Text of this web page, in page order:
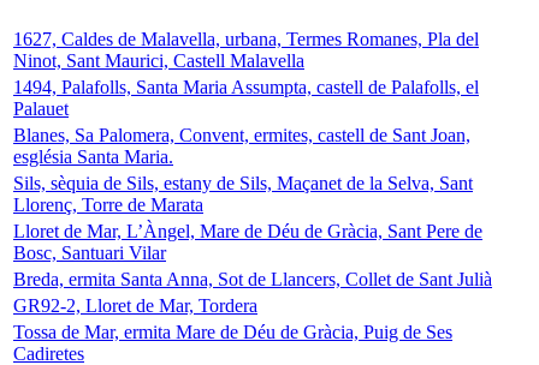
1627, Caldes de Malavella, urbana, Termes Romanes, Pla del
Ninot, Sant Maurici, Castell Malavella
1494, Palafolls, Santa Maria Assumpta, castell de Palafolls, el
Palauet
Blanes, Sa Palomera, Convent, ermites, castell de Sant Joan,
església Santa Maria.
Sils, sèquia de Sils, estany de Sils, Maçanet de la Selva, Sant
Llorenç, Torre de Marata
Lloret de Mar, L’Àngel, Mare de Déu de Gràcia, Sant Pere de
Bosc, Santuari Vilar
Breda, ermita Santa Anna, Sot de Llancers, Collet de Sant Julià
GR92-2, Lloret de Mar, Tordera
Tossa de Mar, ermita Mare de Déu de Gràcia, Puig de Ses
Cadiretes